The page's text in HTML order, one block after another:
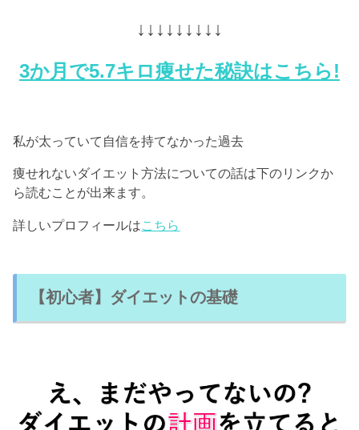
↓↓↓↓↓↓↓↓↓
3か月で5.7キロ痩せた秘訣はこちら!
私が太っていて自信を持てなかった過去
痩せれないダイエット方法についての話は下のリンクか
ら読むことが出来ます。
詳しいプロフィールは こちら
【初心者】ダイエットの基礎